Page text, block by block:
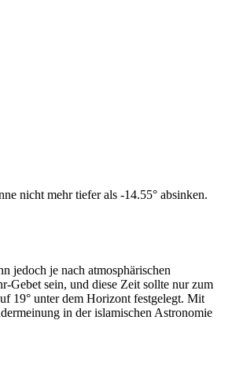
nicht mehr tiefer als -14.55° absinken.
jedoch je nach atmosphärischen
Gebet sein, und diese Zeit sollte nur zum
19° unter dem Horizont festgelegt. Mit
in der islamischen Astronomie